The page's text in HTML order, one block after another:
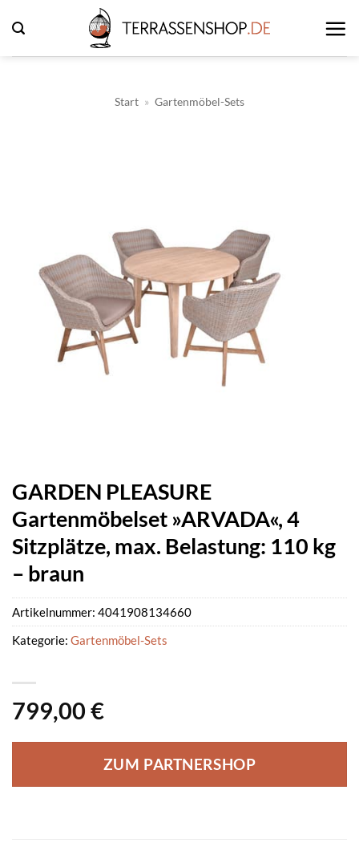
Inhalt
springen
Start » Gartenmöbel-Sets
GARDEN PLEASURE
Gartenmöbelset »ARVADA«, 4
Sitzplätze, max. Belastung: 110 kg
– braun
799,00 €
ZUM PARTNERSHOP
Artikelnummer: 4041908134660
Kategorie: Gartenmöbel-Sets